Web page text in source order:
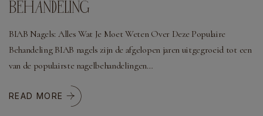
BEHANDELING
BIAB Nagels: Alles Wat Je Moet Weten Over Deze Populaire
Behandeling BIAB nagels zijn de afgelopen jaren uitgegroeid tot een
van de populairste nagelbehandelingen…
READ MORE